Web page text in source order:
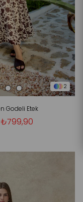
2
Godeli Etek
₺799,90